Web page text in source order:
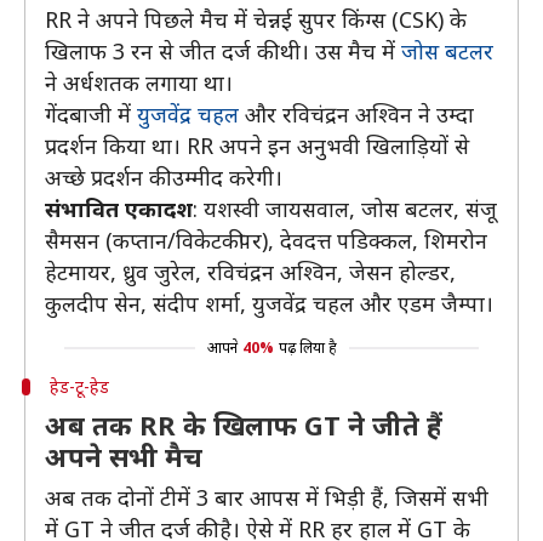
RR ने अपने पिछले मैच में चेन्नई सुपर किंग्स (CSK) के
खिलाफ 3 रन से जीत दर्ज की थी। उस मैच में जोस बटलर
ने अर्धशतक लगाया था।
गेंदबाजी में युजवेंद्र चहल और रविचंद्रन अश्विन ने उम्दा
प्रदर्शन किया था। RR अपने इन अनुभवी खिलाड़ियों से
अच्छे प्रदर्शन की उम्मीद करेगी।
संभावित एकादश: यशस्वी जायसवाल, जोस बटलर, संजू
सैमसन (कप्तान/विकेटकीपर), देवदत्त पडिक्कल, शिमरोन
हेटमायर, ध्रुव जुरेल, रविचंद्रन अश्विन, जेसन होल्डर,
कुलदीप सेन, संदीप शर्मा, युजवेंद्र चहल और एडम जैम्पा।
आपने 40% पढ़ लिया है
हेड-टू-हेड
अब तक RR के खिलाफ GT ने जीते हैं
अपने सभी मैच
अब तक दोनों टीमें 3 बार आपस में भिड़ी हैं, जिसमें सभी
में GT ने जीत दर्ज की है। ऐसे में RR हर हाल में GT के